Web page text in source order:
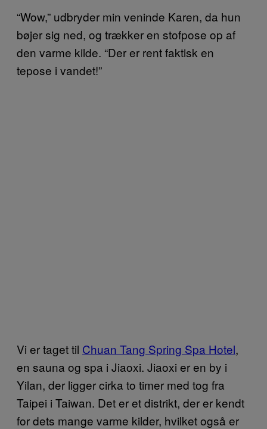
“Wow,” udbryder min veninde Karen, da hun
bøjer sig ned, og trækker en stofpose op af
den varme kilde. “Der er rent faktisk en
tepose i vandet!”
Vi er taget til Chuan Tang Spring Spa Hotel,
en sauna og spa i Jiaoxi. Jiaoxi er en by i
Yilan, der ligger cirka to timer med tog fra
Taipei i Taiwan. Det er et distrikt, der er kendt
for dets mange varme kilder, hvilket også er